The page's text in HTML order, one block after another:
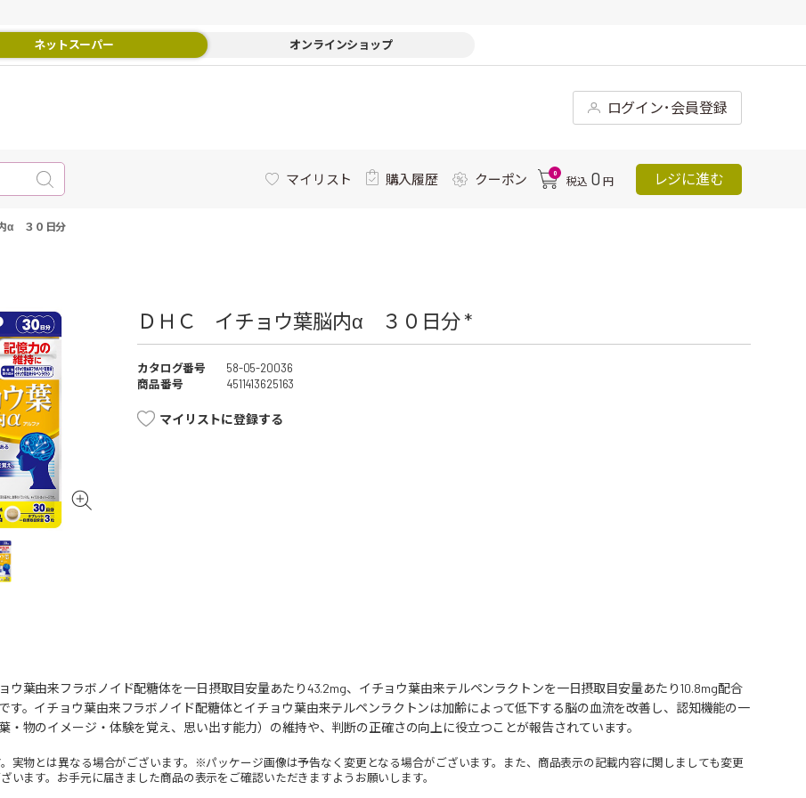
ネットスーパー オンラインショップ
ログイン･会員登録
マイリスト 購入履歴 クーポン 0
税込 0 円 レジに進む
α ３０日分
ＤＨＣ イチョウ葉脳内α ３０日分 *
カタログ番号
58-05-20036
商品番号
4511413625163
マイリストに登録する
ウ葉由来フラボノイド配糖体を一日摂取目安量あたり43.2mg、イチョウ葉由来テルペンラクトンを一日摂取目安量あたり10.8mg配合
す。イチョウ葉由来フラボノイド配糖体とイチョウ葉由来テルペンラクトンは加齢によって低下する脳の血流を改善し、認知機能の一
・物のイメージ・体験を覚え、思い出す能力）の維持や、判断の正確さの向上に役立つことが報告されています。
実物とは異なる場合がございます。※パッケージ画像は予告なく変更となる場合がございます。また、商品表示の記載内容に関しましても変更
います。お手元に届きました商品の表示をご確認いただきますようお願いします。